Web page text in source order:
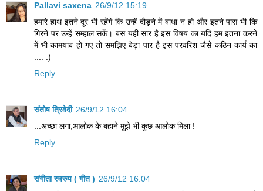
Pallavi saxena 26/9/12 15:19
हमारे हाथ इतने दूर भी रहेंगे कि उन्हें दौड़ने में बाधा न हो और इतने पास भी कि
गिरने पर उन्हें सम्हाल सकें। बस यही सार है इस विषय का यदि हम इतना करने
में भी कामयाब हो गए तो समझिए बेड़ा पार है इस परवरिश जैसे कठिन कार्य का
.... :)
Reply
संतोष त्रिवेदी 26/9/12 16:04
...अच्छा लगा,आलोक के बहाने मुझे भी कुछ आलोक मिला !
Reply
संगीता स्वरुप ( गीत ) 26/9/12 16:04